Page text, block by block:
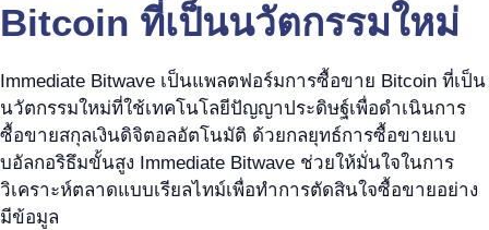
Bitcoin ที่เป็นนวัตกรรมใหม่
Immediate Bitwave เป็นแพลตฟอร์มการซื้อขาย Bitcoin ที่เป็น
นวัตกรรมใหม่ที่ใช้เทคโนโลยีปัญญาประดิษฐ์เพื่อดำเนินการ
ซื้อขายสกุลเงินดิจิตอลอัตโนมัติ ด้วยกลยุทธ์การซื้อขายแบ
บอัลกอริธึมขั้นสูง Immediate Bitwave ช่วยให้มั่นใจในการ
วิเคราะห์ตลาดแบบเรียลไทม์เพื่อทำการตัดสินใจซื้อขายอย่าง
มีข้อมูล